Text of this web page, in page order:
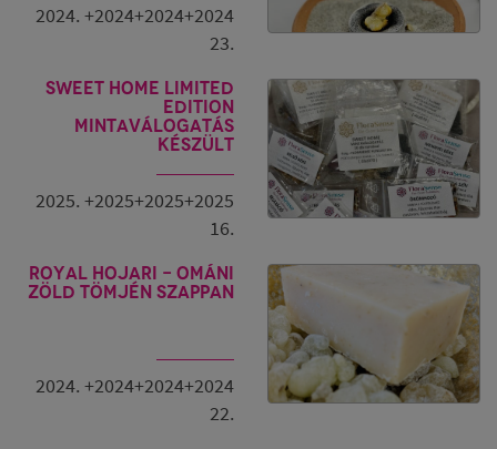
2024. +2024+2024+2024
23.
Sweet Home Limited
Edition
mintaválogatás
készült
2025. +2025+2025+2025
16.
Royal Hojari - ománi
zöld tömjén szappan
2024. +2024+2024+2024
22.